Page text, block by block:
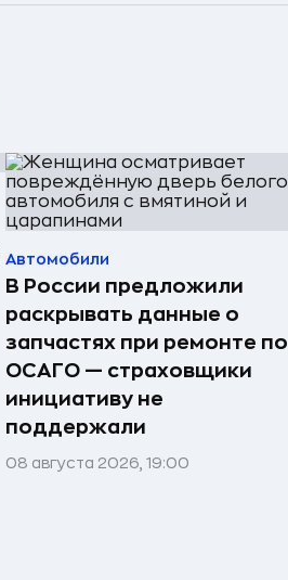
Автомобили
В России предложили
раскрывать данные о
запчастях при ремонте по
ОСАГО — страховщики
инициативу не
поддержали
08 августа 2026, 19:00